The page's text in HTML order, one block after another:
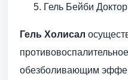
Гель Бейби
Гель Холисал
обезболивающим